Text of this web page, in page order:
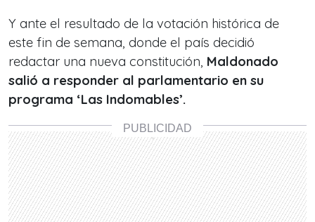
Y ante el resultado de la votación histórica de
este fin de semana, donde el país decidió
redactar una nueva constitución, Maldonado
salió a responder al parlamentario en su
programa ‘Las Indomables’.